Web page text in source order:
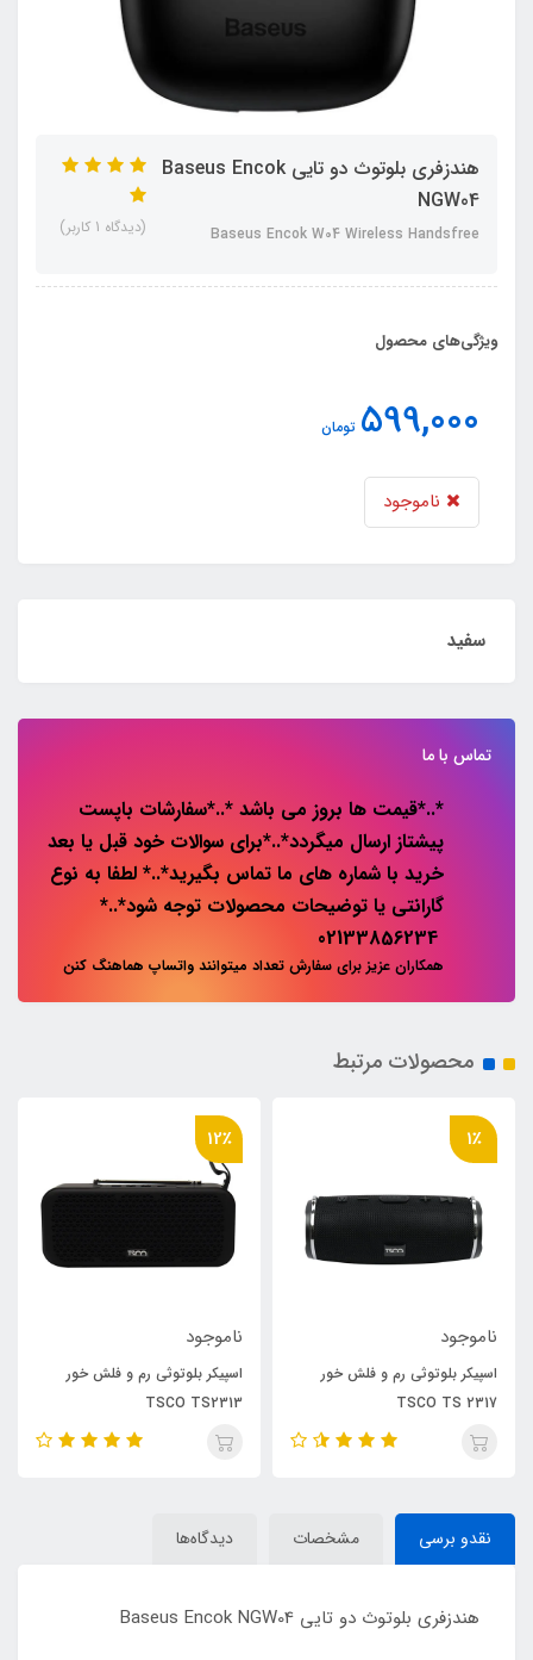
هندزفری بلوتوث دو تایی Baseus Encok
NGW04
Baseus Encok W04 Wireless Handsfree (دیدگاه 1 کاربر)
ویژگی‌های محصول
599,000 تومان
ناموجود
سفید
تماس با ما
*..*قیمت ها بروز می باشد *..*سفارشات باپست
پیشتاز ارسال میگردد*..*برای سوالات خود قبل یا بعد
خرید با شماره های ما تماس بگیرید*..* لطفا به نوع
گارانتی یا توضیحات محصولات توجه شود*..*
همکاران عزیز برای سفارش تعداد میتوانند واتساپ هماهنگ کنن
محصولات مرتبط
1٪
ناموجود
اسپیکر بلوتوثی رم و فلش خور
TSCO TS 2317
12٪
ناموجود
اسپیکر بلوتوثی رم و فلش خور
TSCO TS2313
نقدو برسی مشخصات دیدگاه‌ها
هندزفری بلوتوث دو تایی Baseus Encok NGW04